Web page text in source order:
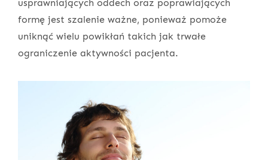
usprawniających oddech oraz poprawiających
formę jest szalenie ważne, ponieważ pomoże
uniknąć wielu powikłań takich jak trwałe
ograniczenie aktywności pacjenta.